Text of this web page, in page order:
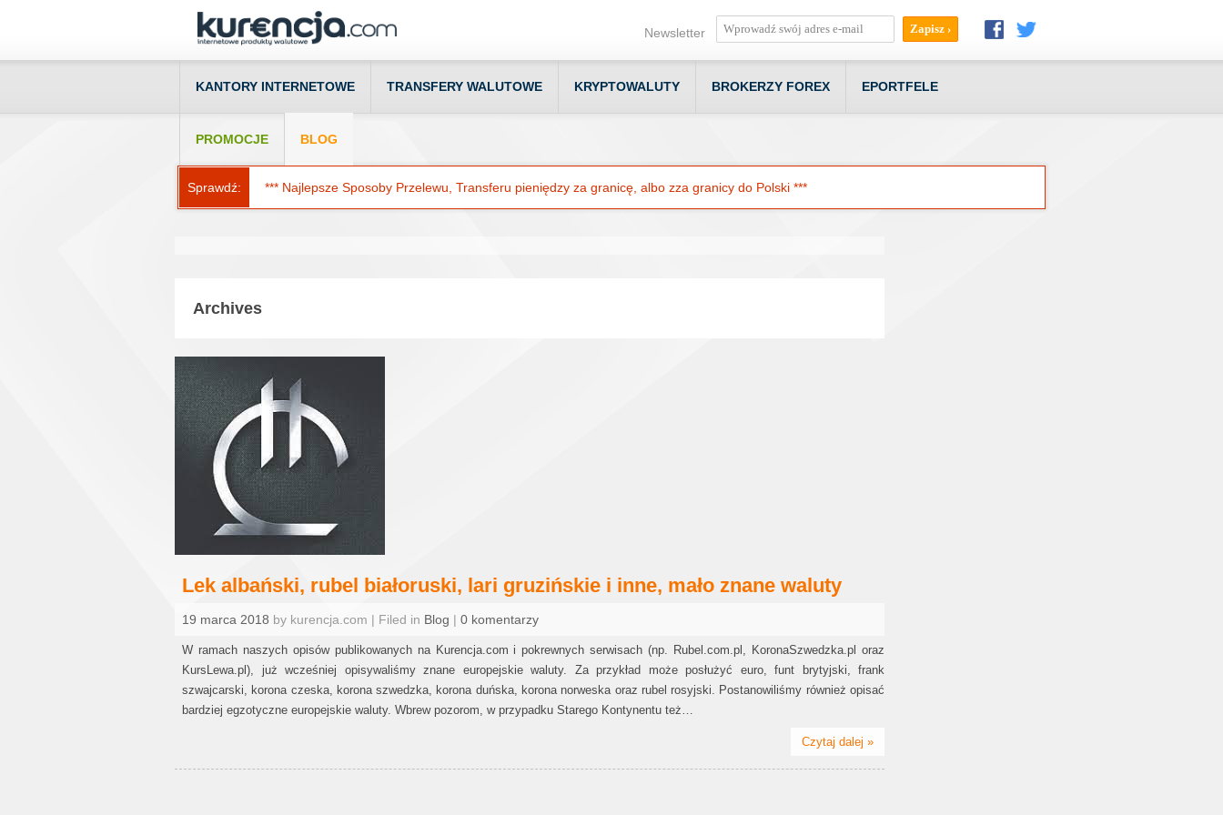
Newsletter
KANTORY INTERNETOWE TRANSFERY WALUTOWE KRYPTOWALUTY BROKERZY FOREX EPORTFELE
PROMOCJE BLOG
Sprawdź: *** Najlepsze Sposoby Przelewu, Transferu pieniędzy za granicę, albo zza granicy do Polski ***
Archives
Lek albański, rubel białoruski, lari gruzińskie i inne, mało znane waluty
19 marca 2018 by kurencja.com | Filed in Blog | 0 komentarzy
W ramach naszych opisów publikowanych na Kurencja.com i pokrewnych serwisach (np. Rubel.com.pl, KoronaSzwedzka.pl oraz
KursLewa.pl), już wcześniej opisywaliśmy znane europejskie waluty. Za przykład może posłużyć euro, funt brytyjski, frank
szwajcarski, korona czeska, korona szwedzka, korona duńska, korona norweska oraz rubel rosyjski. Postanowiliśmy również opisać
bardziej egzotyczne europejskie waluty. Wbrew pozorom, w przypadku Starego Kontynentu też…
Czytaj dalej »